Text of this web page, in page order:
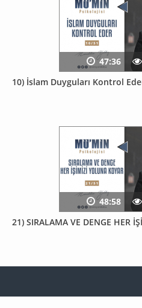
10) İslam Duyguları Kontrol
47:36
21) SIRALAMA VE DENGE HER
48:58